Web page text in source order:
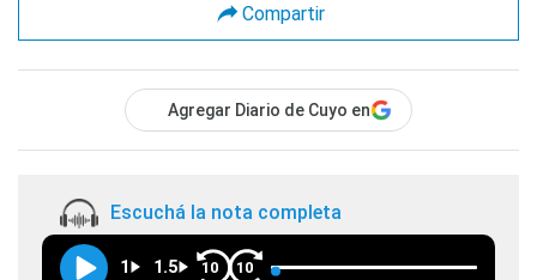
Compartir
Agregar Diario de Cuyo en
Escuchá la nota completa
1 1.5 10 10